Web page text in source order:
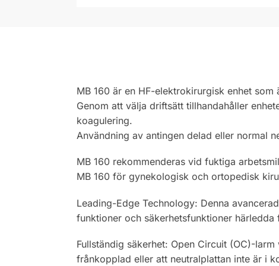
MB 160 är en HF-elektrokirurgisk enhet
Genom att välja driftsätt tillhandahåller
koagulering.
Användning av antingen delad eller normal
MB 160 rekommenderas vid fuktiga
MB 160 för gynekologisk och ortopedisk
Leading-Edge Technology: Denna
funktioner och säkerhetsfunktioner
Fullständig säkerhet: Open Circuit (OC)-
frånkopplad eller att neutralplattan inte är i